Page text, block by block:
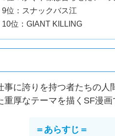
9位：スナックバス江
10位：GIANT KILLING
事に誇りを持つ者たちの
厚なテーマを描くSF漫画
＝あらすじ＝